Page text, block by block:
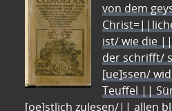
von dem
ist/ wie die
der schrifft/
[ue]ssen/
Teuffel ||
[oe]stlich zulesen/|| allen